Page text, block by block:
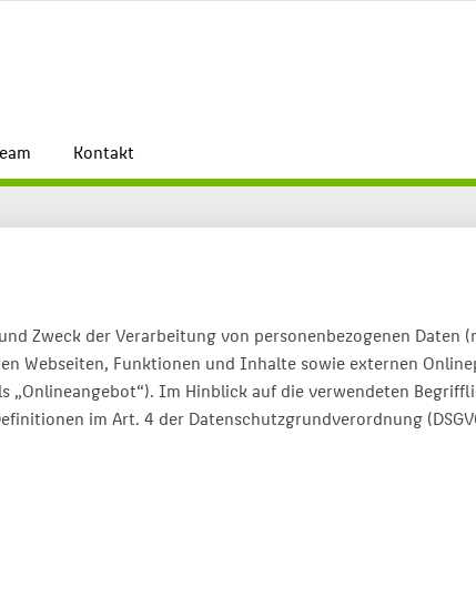
Kontakt
Zweck der Verarbeitung von personenbezogenen Daten
Webseiten, Funktionen und Inhalte sowie externen
„Onlineangebot“). Im Hinblick auf die verwendeten
im Art. 4 der Datenschutzgrundverordnung